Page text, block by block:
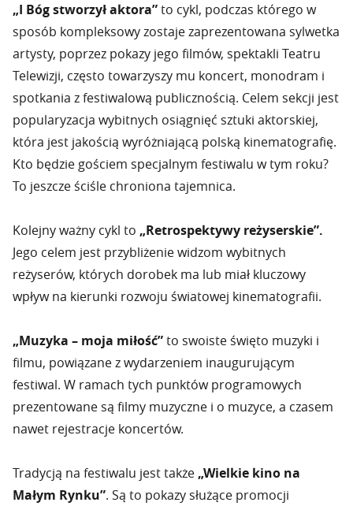
„I Bóg stworzył aktora”to cykl, podczas którego w
sposób kompleksowy zostaje zaprezentowana sylwetka
artysty, poprzez pokazy jego filmów, spektakli Teatru
Telewizji, często towarzyszy mu koncert, monodram i
spotkania z festiwalową publicznością. Celem sekcji jest
popularyzacja wybitnych osiągnięć sztuki aktorskiej,
która jest jakością wyróżniającą polską kinematografię.
Kto będzie gościem specjalnym festiwalu w tym roku?
To jeszcze ściśle chroniona tajemnica.
Kolejny ważny cykl to „Retrospektywy reżyserskie”.
Jego celem jest przybliżenie widzom wybitnych
reżyserów, których dorobek ma lub miał kluczowy
wpływ na kierunki rozwoju światowej kinematografii.
„Muzyka – moja miłość”to swoiste święto muzyki i
filmu, powiązane z wydarzeniem inaugurującym
festiwal. W ramach tych punktów programowych
prezentowane są filmy muzyczne i o muzyce, a czasem
nawet rejestracje koncertów.
Tradycją na festiwalu jest także „Wielkie kino na
Małym Rynku”. Są to pokazy służące promocji